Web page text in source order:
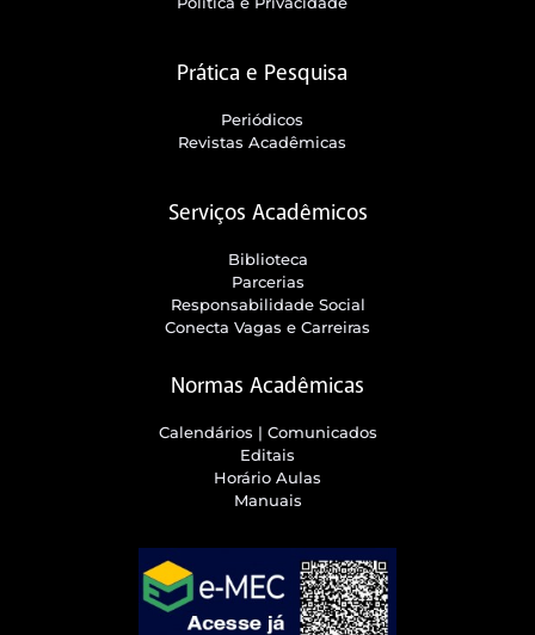
Prática e Pesquisa
Periódicos
Revistas Acadêmicas
Serviços Acadêmicos
Biblioteca
Parcerias
Responsabilidade Social
Conecta Vagas e Carreiras
Normas Acadêmicas
Calendários | Comunicados
Editais
Horário Aulas
Manuais